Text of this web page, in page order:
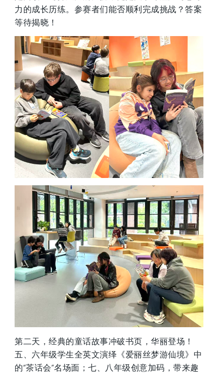
力的成长历练。参赛者们能否顺利完成挑战？答案
等待揭晓！
第二天，经典的童话故事冲破书页，华丽登场！
五、六年级学生全英文演绎《爱丽丝梦游仙境》中
的“茶话会”名场面；七、八年级创意加码，带来趣